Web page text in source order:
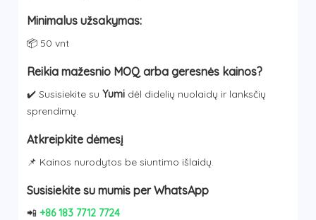
was: is:
Minimalus užsakymas:
📦 50 vnt
Reikia mažesnio MOQ arba geresnės kainos?
✔️ Susisiekite suYumi dėl didelių nuolaidų ir lanksčių
sprendimų.
Atkreipkite dėmesį
📌 Kainos nurodytos be siuntimo išlaidų.
Susisiekite su mumis per WhatsApp
📲+86 183 7712 7724